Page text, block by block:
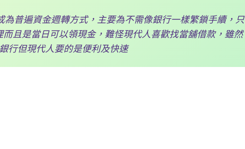
普遍資金週轉方式，主要為不需像銀行一樣繁鎖手續，只
且是當日可以領現金，難怪現代人喜歡找當舖借款，雖然
行但現代人要的是便利及快速